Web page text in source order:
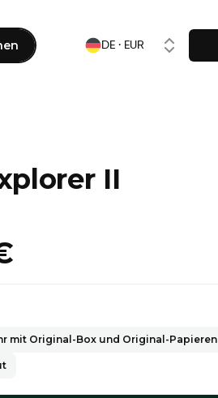
DE · EUR
II
mit Original-Box und Original-Papieren